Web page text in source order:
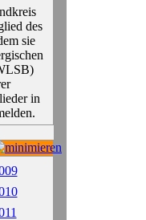
des
sie
in